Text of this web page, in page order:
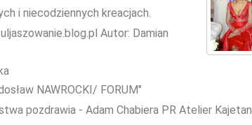
i niecodziennych kreacjach.
Autor: Damian
NAWROCKI/ FORUM"
pozdrawia - Adam Chabiera PR Atelier Kajetan